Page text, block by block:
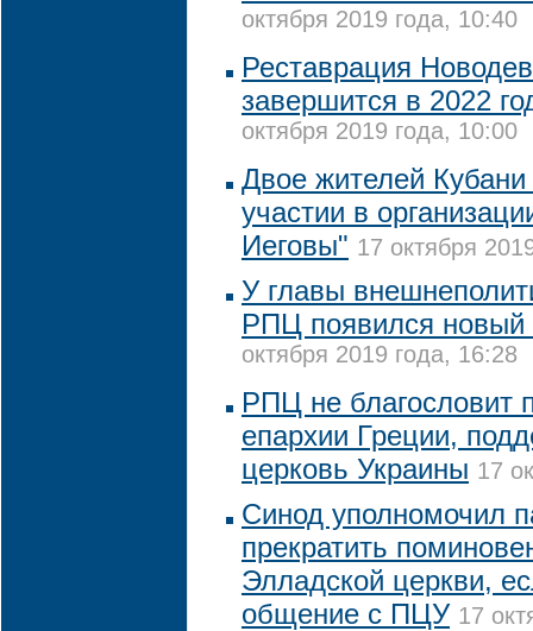
октября 2019 года, 10:40
Реставрация
завершится в 2022
октября 2019 года, 10:00
Двое жителей
участии в
Иеговы" 17 октября
У главы
РПЦ появился новый
октября 2019 года, 16:28
РПЦ не благословит
епархии Греции,
церковь Украины 17
Синод уполномочил
прекратить
Элладской церкви,
общение с ПЦУ 17